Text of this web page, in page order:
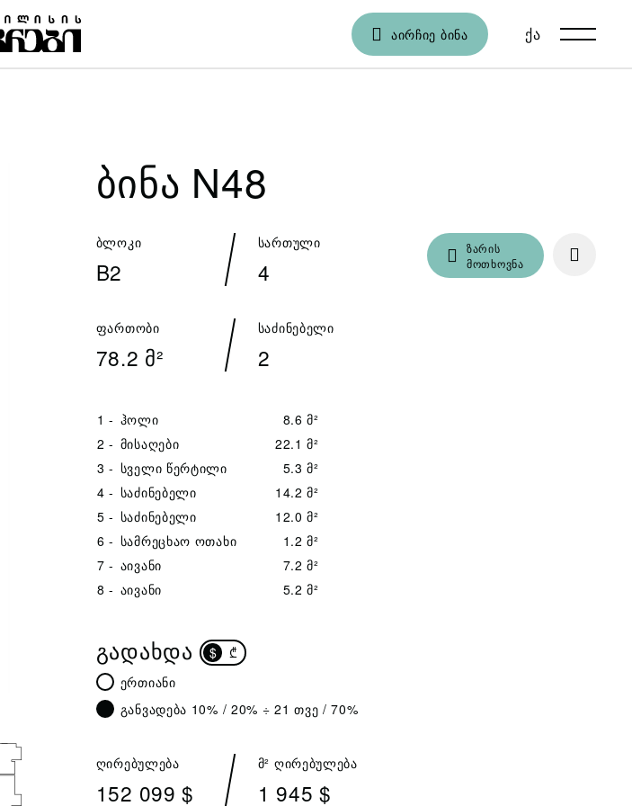
ᲐᲘᲠᲩᲘᲔ ᲑᲘᲜᲐ ქა En
ᲑᲘᲜᲐ N48
ბლოკი
B2
სართული
4
ფართობი
78.2 მ²
საძინებელი
2
ზარის
მოთხოვნა
1 - ჰოლი
8.6 მ²
2 - მისაღები
22.1 მ²
3 - სველი წერტილი
5.3 მ²
4 - საძინებელი
14.2 მ²
5 - საძინებელი
12.0 მ²
6 - სამრეცხაო ოთახი
1.2 მ²
7 - აივანი
7.2 მ²
8 - აივანი 5.2 მ²
ᲒᲐᲓᲐᲮᲓᲐ $
₾
ერთიანი
განვადება 10% / 20% ÷ 21 თვე / 70%
ღირებულება
152 099 $
მ² ღირებულება
1 945 $